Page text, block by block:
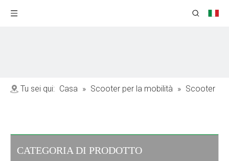
Tu sei qui: Casa » Scooter per la mobilità » Scooter
CATEGORIA DI PRODOTTO